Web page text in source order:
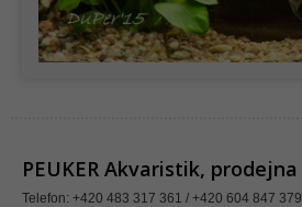
PEUKER Akvaristik, prodejna
Telefon: +420 483 317 361 / +420 604 847 379